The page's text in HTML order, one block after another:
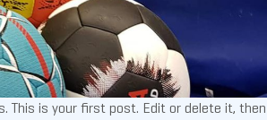
This is your first post. Edit or delete it, then